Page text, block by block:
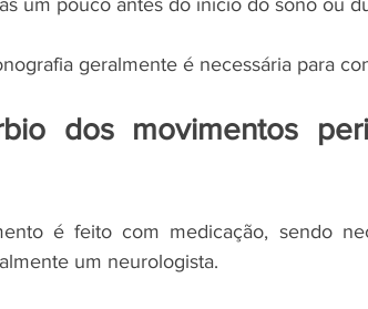
um pouco antes do início do sono ou
geralmente é necessária para
dos movimentos
é feito com medicação, sendo
um neurologista.